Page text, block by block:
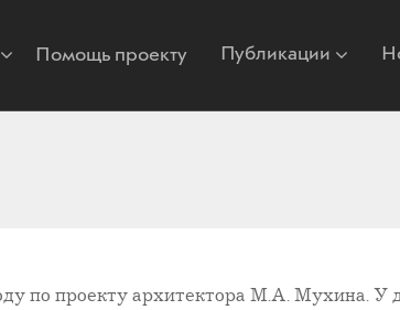
Помощь проекту Публикации
по проекту архитектора М.А. Мухина. У